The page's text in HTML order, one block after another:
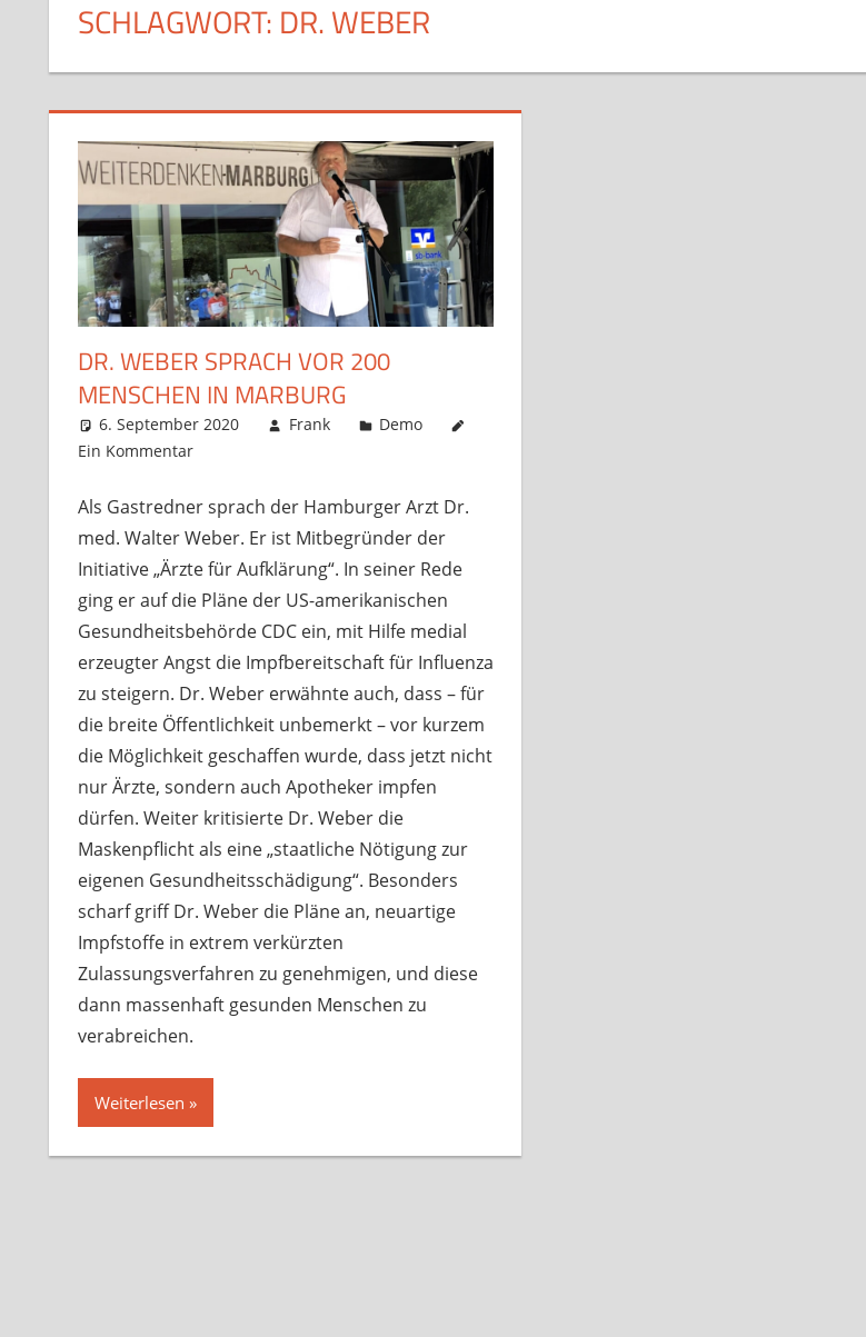
SCHLAGWORT: DR. WEBER
DR. WEBER SPRACH VOR 200
MENSCHEN IN MARBURG
6. September 2020 Frank
Demo
Ein Kommentar
Als Gastredner sprach der Hamburger Arzt Dr.
med. Walter Weber. Er ist Mitbegründer der
Initiative „Ärzte für Aufklärung“. In seiner Rede
ging er auf die Pläne der US-amerikanischen
Gesundheitsbehörde CDC ein, mit Hilfe medial
erzeugter Angst die Impfbereitschaft für Influenza
zu steigern. Dr. Weber erwähnte auch, dass – für
die breite Öffentlichkeit unbemerkt – vor kurzem
die Möglichkeit geschaffen wurde, dass jetzt nicht
nur Ärzte, sondern auch Apotheker impfen
dürfen. Weiter kritisierte Dr. Weber die
Maskenpflicht als eine „staatliche Nötigung zur
eigenen Gesundheitsschädigung“. Besonders
scharf griff Dr. Weber die Pläne an, neuartige
Impfstoffe in extrem verkürzten
Zulassungsverfahren zu genehmigen, und diese
dann massenhaft gesunden Menschen zu
verabreichen.
Weiterlesen